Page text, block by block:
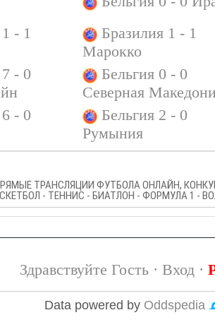
- 1
Бразилия 1 - 1
Марокко
- 0
Бельгия 0 - 0
Северная
- 0
Бельгия 2 - 0
Румыния
ТРАНСЛЯЦИИ ФУТБОЛА ОНЛАЙН,
- ТЕННИС - БИАТЛОН - ФОРМУЛА 1 -
Здравствуйте Гость · Вход·
Data powered by Oddspedia